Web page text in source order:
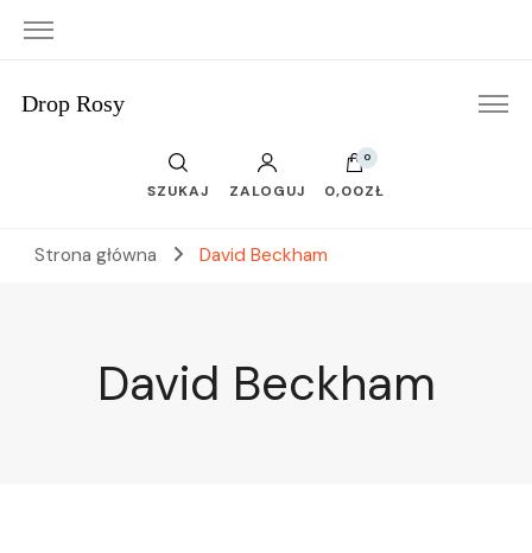
Drop Rosy
SZUKAJ ZALOGUJ
0
0,00ZŁ
Strona główna David Beckham
David Beckham